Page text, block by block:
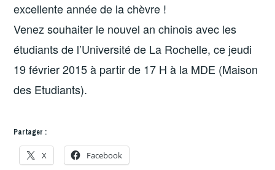
excellente année de la chèvre !
Venez souhaiter le nouvel an chinois avec les
étudiants de l’Université de La Rochelle, ce jeudi
19 février 2015 à partir de 17 H à la MDE (Maison
des Etudiants).
Partager :
X Facebook